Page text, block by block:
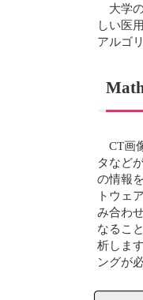
大学
しい医
アルゴ
CT画
タなど
の情報
トウェ
み合わ
なるこ
析しま
ングが